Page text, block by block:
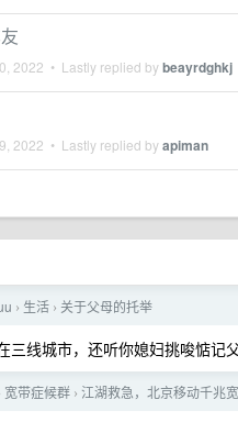
2022 • Lastly replied bybeayrdghkj
2022 • Lastly replied byapiman
› 生活 › 关于父母的托举
三线城市，还听你媳妇挑唆惦记
宽带症候群 › 江湖救急，北京移动千兆